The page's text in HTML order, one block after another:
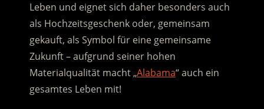
Leben und eignet sich daher besonders auch
als Hochzeitsgeschenk oder, gemeinsam
gekauft, als Symbol für eine gemeinsame
Zukunft – aufgrund seiner hohen
Materialqualität macht „Alabama“ auch ein
gesamtes Leben mit!